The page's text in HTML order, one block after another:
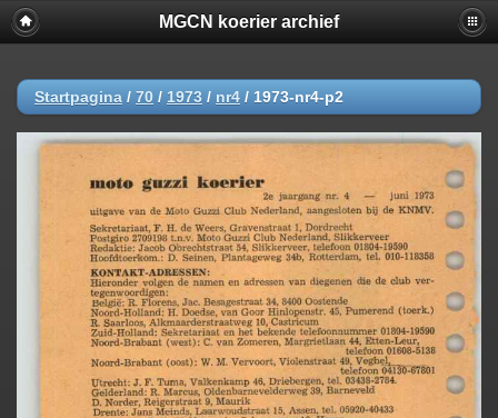
MGCN koerier archief
Startpagina / 70 / 1973 / nr4 / 1973-nr4-p2